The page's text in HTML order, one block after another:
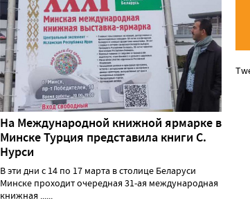
На Международной книжной ярмарке в
Минске Турция представила книги С.
Нурси
В эти дни с 14 по 17 марта в столице Беларуси
Минске проходит очередная 31-ая международная
книжная ......